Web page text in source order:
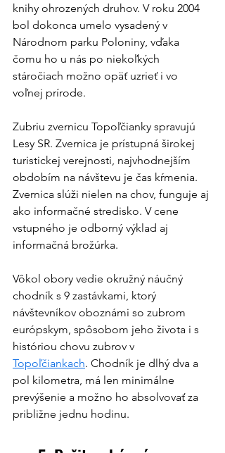
knihy ohrozených druhov. V roku 2004
bol dokonca umelo vysadený v
Národnom parku Poloniny, vďaka
čomu ho u nás po niekoľkých
stáročiach možno opäť uzrieť i vo
voľnej prírode.
Zubriu zvernicu Topoľčianky spravujú
Lesy SR. Zvernica je prístupná širokej
turistickej verejnosti, najvhodnejším
obdobím na návštevu je čas kŕmenia.
Zvernica slúži nielen na chov, funguje aj
ako informačné stredisko. V cene
vstupného je odborný výklad aj
informačná brožúrka.
Vôkol obory vedie okružný náučný
chodník s 9 zastávkami, ktorý
návštevníkov oboznámi so zubrom
európskym, spôsobom jeho života i s
históriou chovu zubrov v
Topoľčiankach. Chodník je dlhý dva a
pol kilometra, má len minimálne
prevýšenie a možno ho absolvovať za
približne jednu hodinu.